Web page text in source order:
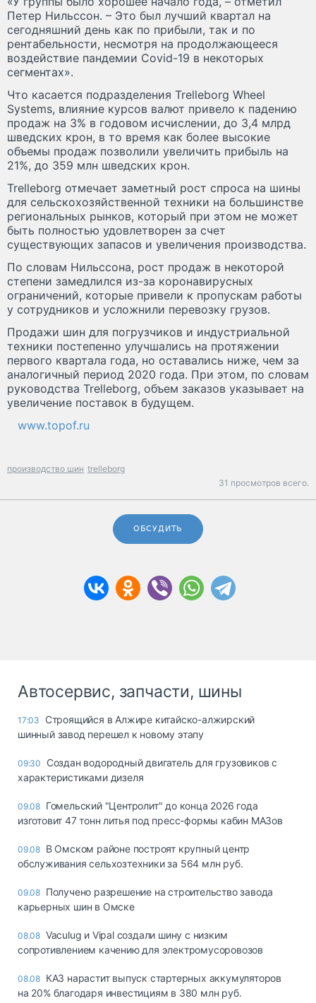
Петер Нильссон. – Это был лучший квартал на
сегодняшний день как по прибыли, так и по
рентабельности, несмотря на продолжающееся
воздействие пандемии Covid-19 в некоторых
сегментах».
Что касается подразделения Trelleborg Wheel
Systems, влияние курсов валют привело к падению
продаж на 3% в годовом исчислении, до 3,4 млрд
шведских крон, в то время как более высокие
объемы продаж позволили увеличить прибыль на
21%, до 359 млн шведских крон.
Trelleborg отмечает заметный рост спроса на шины
для сельскохозяйственной техники на большинстве
региональных рынков, который при этом не может
быть полностью удовлетворен за счет
существующих запасов и увеличения производства.
По словам Нильссона, рост продаж в некоторой
степени замедлился из-за коронавирусных
ограничений, которые привели к пропускам работы
у сотрудников и усложнили перевозку грузов.
Продажи шин для погрузчиков и индустриальной
техники постепенно улучшались на протяжении
первого квартала года, но оставались ниже, чем за
аналогичный период 2020 года. При этом, по словам
руководства Trelleborg, объем заказов указывает на
увеличение поставок в будущем.
www.topof.ru
производство шин trelleborg
31 просмотров всего.
ОБСУДИТЬ
Автосервис, запчасти, шины
17:03
Строящийся в Алжире китайско-алжирский
шинный завод перешел к новому этапу
09:30
Создан водородный двигатель для грузовиков с
характеристиками дизеля
09.08 Гомельский "Центролит" до конца 2026 года
изготовит 47 тонн литья под пресс-формы кабин МАЗов
09.08 В Омском районе построят крупный центр
обслуживания сельхозтехники за 564 млн руб.
09.08 Получено разрешение на строительство завода
карьерных шин в Омске
08.08 Vaculug и Vipal создали шину с низким
сопротивлением качению для электромусоровозов
08.08 КАЗ нарастит выпуск стартерных аккумуляторов
на 20% благодаря инвестициям в 380 млн руб.